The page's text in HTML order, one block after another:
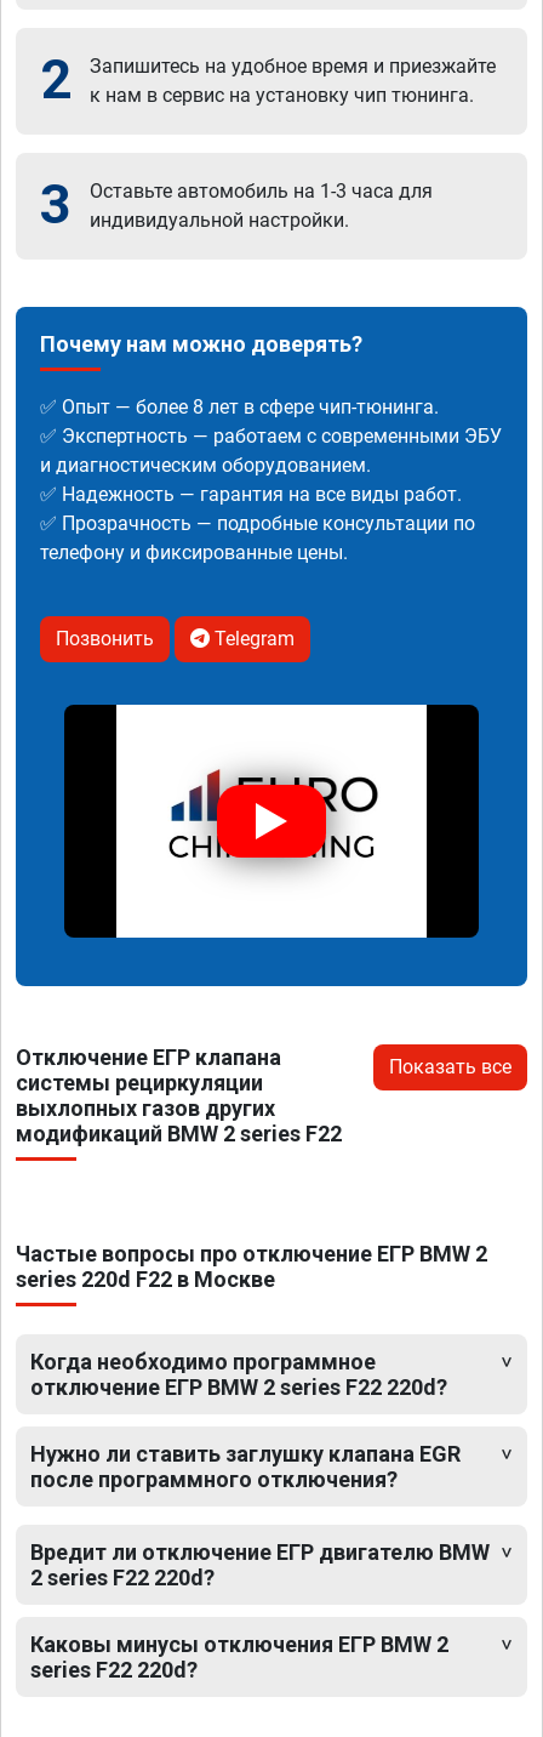
2
Запишитесь на удобное время и приезжайте
к нам в сервис на установку чип тюнинга.
3
Оставьте автомобиль на 1-3 часа для
индивидуальной настройки.
Почему нам можно доверять?
✅ Опыт — более 8 лет в сфере чип-тюнинга.
✅ Экспертность — работаем с современными ЭБУ
и диагностическим оборудованием.
✅ Надежность — гарантия на все виды работ.
✅ Прозрачность — подробные консультации по
телефону и фиксированные цены.
Позвонить Telegram
Отключение ЕГР клапана
системы рециркуляции
выхлопных газов других
модификаций BMW 2 series F22
Показать все
Частые вопросы про отключение ЕГР BMW 2
series 220d F22 в Москве
Когда необходимо программное
отключение ЕГР BMW 2 series F22 220d?
Нужно ли ставить заглушку клапана EGR
после программного отключения?
Вредит ли отключение ЕГР двигателю BMW
2 series F22 220d?
Каковы минусы отключения ЕГР BMW 2
series F22 220d?